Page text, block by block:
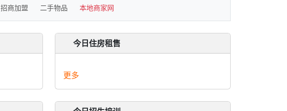
招商加盟 二手物品 本地商家网
今日住房租售
更多